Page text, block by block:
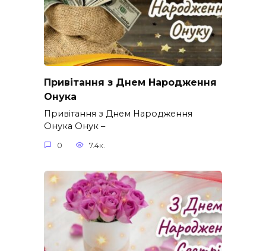
Привітання з Днем Народження
Онука
Привітання з Днем Народження
Онука Онук –
0 7.4к.